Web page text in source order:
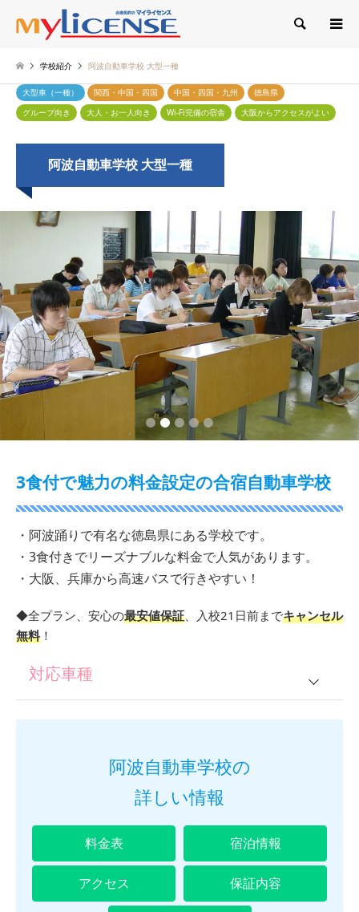
検索
学校紹介 阿波自動車学校 大型一種
大型車（一種） 関西・中国・四国 中国・四国・九州
徳島県
グループ向き
大人・お一人向き Wi-Fi完備の宿舎 大阪からアクセスがよい
阿波自動車学校 大型一種
3食付で魅力の料金設定の合宿自動車学校
・阿波踊りで有名な徳島県にある学校です。
・3食付きでリーズナブルな料金で人気があります。
・大阪、兵庫から高速バスで行きやすい！
◆全プラン、安心の最安値保証 、入校21日前までキャンセル
無料 ！
対応車種
大型2輪
準中型
大型一種
中型一種
阿波自動車学校の
詳しい情報
料金表 宿泊情報
アクセス 保証内容